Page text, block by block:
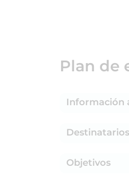
Plan de
Información
Destinatarios
Objetivos